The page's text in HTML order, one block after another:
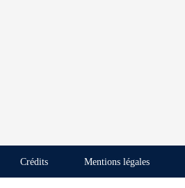
Crédits Mentions légales